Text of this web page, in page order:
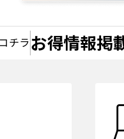
チラ お得情報掲